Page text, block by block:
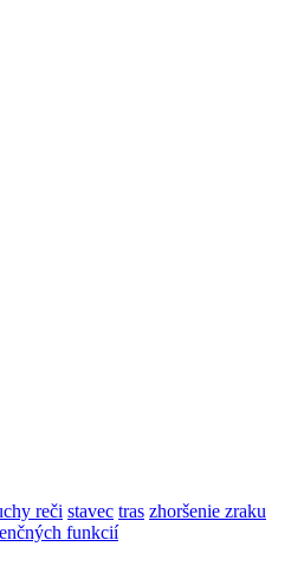
reči stavec tras zhoršenie zraku
funkcií